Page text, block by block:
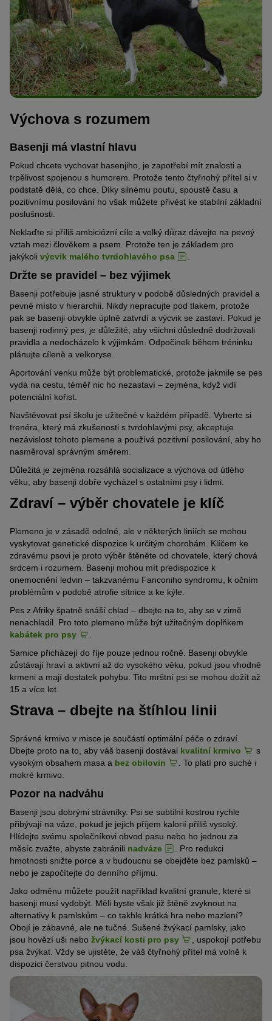
Výchova s rozumem
Basenji má vlastní hlavu
Pokud chcete vychovat basenjiho, je zapotřebí mít znalosti a
trpělivost spojenou s humorem. Protože tento čtyřnohý přítel si v
podstatě dělá, co chce. Díky silnému poutu, spoustě času a
pozitivnímu posilování ho však můžete přivést ke stabilní základní
poslušnosti.
Neklaďte si příliš ambiciózní cíle a velký důraz dávejte na pevný
vztah mezi člověkem a psem. Protože ten je základem pro
jakýkoli výcvik malého tvrdohlavého psa .
Držte se pravidel – bez výjimek
Basenji potřebuje jasné struktury v podobě důsledných pravidel a
pevné místo v hierarchii. Nikdy nepracujte pod tlakem, protože
pak se basenji obvykle úplně zatvrdí a výcvik se zastaví. Pokud je
basenji rodinný pes, je důležité, aby všichni důsledně dodržovali
pravidla a nedocházelo k výjimkám. Odpočinek během tréninku
plánujte cíleně a velkoryse.
Aportování venku může být problematické, protože jakmile se pes
vydá na cestu, téměř nic ho nezastaví – zejména, když vidí
potenciální kořist.
Navštěvovat psí školu je užitečné v každém případě. Vyberte si
trenéra, který má zkušenosti s tvrdohlavými psy, akceptuje
nezávislost tohoto plemene a používá pozitivní posilování, aby ho
nasměroval správným směrem.
Důležitá je zejména rozsáhlá socializace a výchova od útlého
věku, aby basenji dobře vycházel s ostatními psy i lidmi.
Zdraví – výběr chovatele je klíč
Plemeno je v zásadě odolné, ale v některých liniích se mohou
vyskytovat genetické dispozice k určitým chorobám. Klíčem ke
zdravému psovi je proto výběr štěněte od chovatele, který chová
srdcem i rozumem. Basenji mohou mít predispozice k
onemocnění ledvin – takzvanému Fanconiho syndromu, k očním
problémům v podobě atrofie sítnice a ke kýle.
Pes z Afriky špatně snáší chlad – dbejte na to, aby se v zimě
nenachladil. Pro toto plemeno může být užitečným doplňkem
kabátek pro psy
Samice přicházejí do říje pouze jednou ročně. Basenji obvykle
zůstávají hraví a aktivní až do vysokého věku, pokud jsou vhodně
krmeni a mají dostatek pohybu. Tito mrštní psi se mohou dožít až
15 a více let.
Strava – dbejte na štíhlou linii
Správné krmivo v misce je součástí optimální péče o zdraví.
Dbejte proto na to, aby váš basenji dostával kvalitní krmivo
s
vysokým obsahem masa a bez obilovin
. To platí pro suché i
mokré krmivo.
Pozor na nadváhu
Basenji jsou dobrými strávníky. Psi se subtilní kostrou rychle
přibývají na váze, pokud je jejich příjem kalorií příliš vysoký.
Hlídejte svému společníkovi obvod pasu nebo ho jednou za
měsíc zvažte, abyste zabránili nadváze
. Pro redukci
hmotnosti snižte porce a v budoucnu se obejděte bez pamlsků –
nebo je započítejte do denního příjmu.
Jako odměnu můžete použít například kvalitní granule, které si
basenji musí vydobýt. Měli byste však již štěně zvyknout na
alternativy k pamlskům – co takhle krátká hra nebo mazlení?
Obojí je zábavné, ale ne tučné. Sušené žvýkací pamlsky, jako
jsou hovězí uši nebo žvýkací kosti pro psy
, uspokojí potřebu
psa žvýkat. Vždy se ujistěte, že váš čtyřnohý přítel má volně k
dispozici čerstvou pitnou vodu.